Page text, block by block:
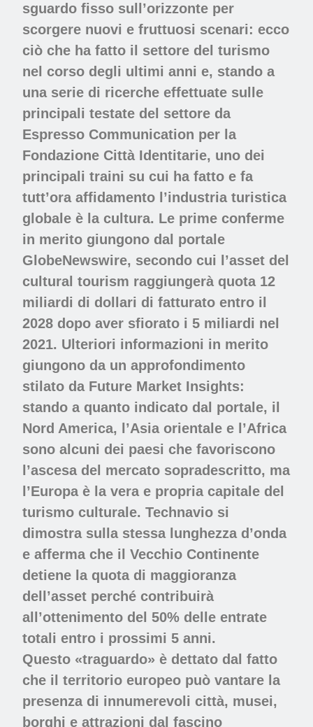
sguardo fisso sull’orizzonte per
scorgere nuovi e fruttuosi scenari: ecco
ciò che ha fatto il settore del turismo
nel corso degli ultimi anni e, stando a
una serie di ricerche effettuate sulle
principali testate del settore da
Espresso Communication per la
Fondazione Città Identitarie, uno dei
principali traini su cui ha fatto e fa
tutt’ora affidamento l’industria turistica
globale è la cultura. Le prime conferme
in merito giungono dal portale
GlobeNewswire, secondo cui l’asset del
cultural tourism raggiungerà quota 12
miliardi di dollari di fatturato entro il
2028 dopo aver sfiorato i 5 miliardi nel
2021. Ulteriori informazioni in merito
giungono da un approfondimento
stilato da Future Market Insights:
stando a quanto indicato dal portale, il
Nord America, l’Asia orientale e l’Africa
sono alcuni dei paesi che favoriscono
l’ascesa del mercato sopradescritto, ma
l’Europa è la vera e propria capitale del
turismo culturale. Technavio si
dimostra sulla stessa lunghezza d’onda
e afferma che il Vecchio Continente
detiene la quota di maggioranza
dell’asset perché contribuirà
all’ottenimento del 50% delle entrate
totali entro i prossimi 5 anni.
Questo «traguardo» è dettato dal fatto
che il territorio europeo può vantare la
presenza di innumerevoli città, musei,
borghi e attrazioni dal fascino